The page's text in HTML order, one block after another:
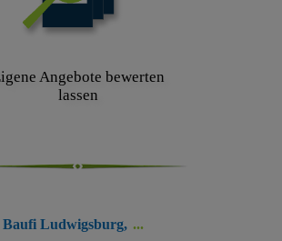
Angebote bewerten
lassen
Baufi Ludwigsburg,